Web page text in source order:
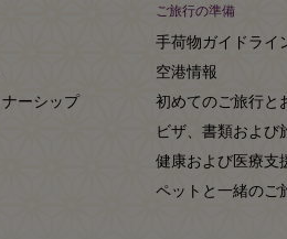
ーシップ
ご旅行の準備
手荷物ガイドライ
空港情報
初めてのご旅行と
ビザ、書類および
健康および医療支
ペットと一緒のご